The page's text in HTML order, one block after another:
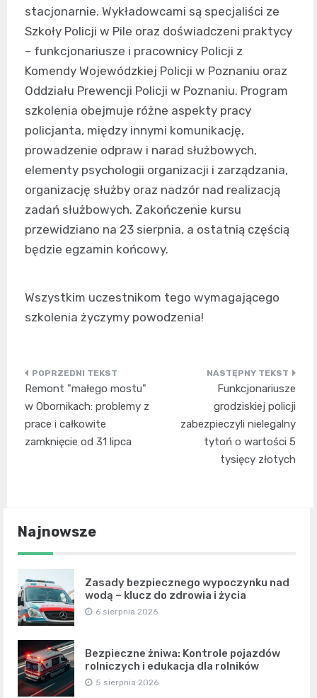
stacjonarnie. Wykładowcami są specjaliści ze
Szkoły Policji w Pile oraz doświadczeni praktycy
– funkcjonariusze i pracownicy Policji z
Komendy Wojewódzkiej Policji w Poznaniu oraz
Oddziału Prewencji Policji w Poznaniu. Program
szkolenia obejmuje różne aspekty pracy
policjanta, między innymi komunikację,
prowadzenie odpraw i narad służbowych,
elementy psychologii organizacji i zarządzania,
organizację służby oraz nadzór nad realizacją
zadań służbowych. Zakończenie kursu
przewidziano na 23 sierpnia, a ostatnią częścią
będzie egzamin końcowy.
Wszystkim uczestnikom tego wymagającego
szkolenia życzymy powodzenia!
Nawigacja
wpisu
Remont "małego mostu"
w Obornikach: problemy z
prace i całkowite
zamknięcie od 31 lipca
Funkcjonariusze
grodziskiej policji
zabezpieczyli nielegalny
tytoń o wartości 5
tysięcy złotych
Najnowsze
Zasady bezpiecznego wypoczynku nad
wodą – klucz do zdrowia i życia
6 sierpnia 2026
Bezpieczne żniwa: Kontrole pojazdów
rolniczych i edukacja dla rolników
5 sierpnia 2026